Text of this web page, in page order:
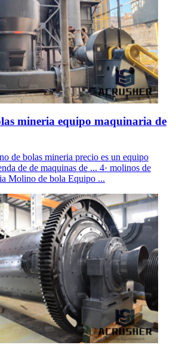
mineria equipo maquinaria de
de bolas mineria precio es un equipo
de de maquinas de ... 4· molinos de
Molino de bola Equipo ...